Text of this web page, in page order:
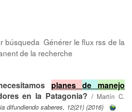
búsqueda Générer le flux rss de la
de la recherche
planes de manejo
en la Patagonia? / Martín C.
difundiendo saberes, 12(21) (2016)